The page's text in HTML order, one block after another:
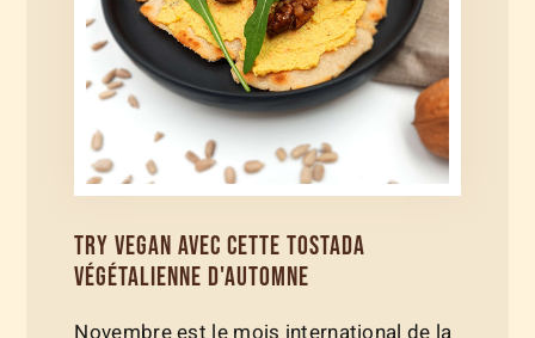
TRY VEGAN AVEC CETTE TOSTADA
VÉGÉTALIENNE D'AUTOMNE